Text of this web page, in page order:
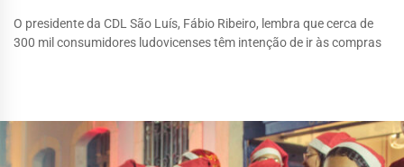
O presidente da CDL São Luís, Fábio Ribeiro, lembra que cerca de
300 mil consumidores ludovicenses têm intenção de ir às compras